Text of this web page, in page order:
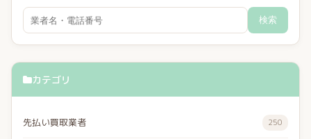
検索
カテゴリ
先払い買取業者 250